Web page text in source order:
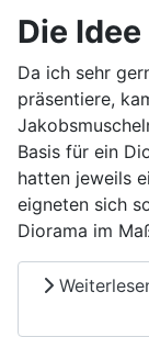
Die Idee
Da ich sehr
präsentiere,
Basis für ein
hatten jeweils
eigneten sich
Diorama im